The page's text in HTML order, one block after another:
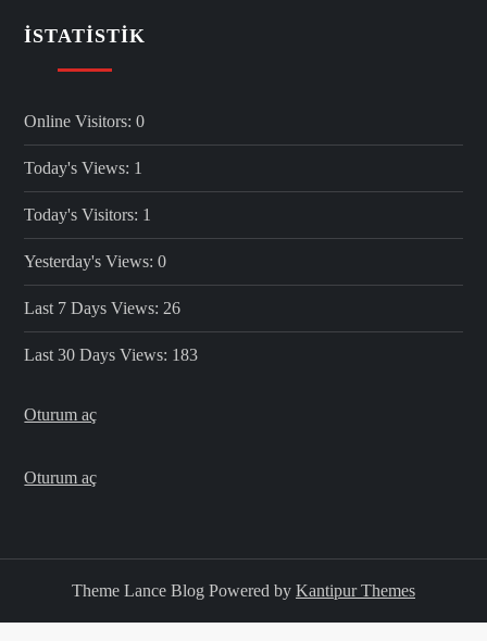
İSTATISTIK
Online Visitors:0
Today's Views: 1
Today's Visitors: 1
Yesterday's Views:0
Last 7 Days Views: 26
Last 30 Days Views: 183
Oturum aç
Oturum aç
Theme Lance Blog Powered by Kantipur Themes